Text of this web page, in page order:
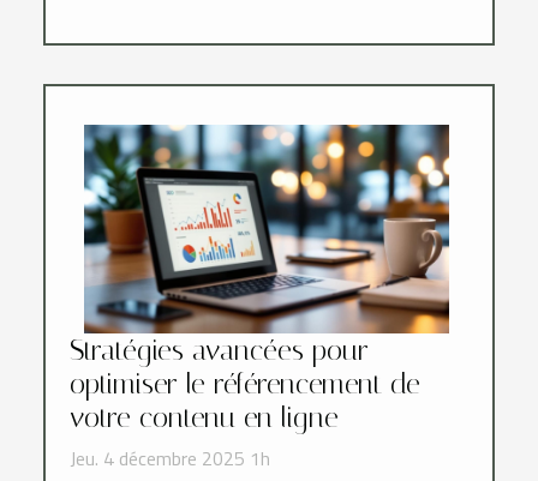
Stratégies avancées pour
optimiser le référencement de
votre contenu en ligne
Jeu. 4 décembre 2025 1h